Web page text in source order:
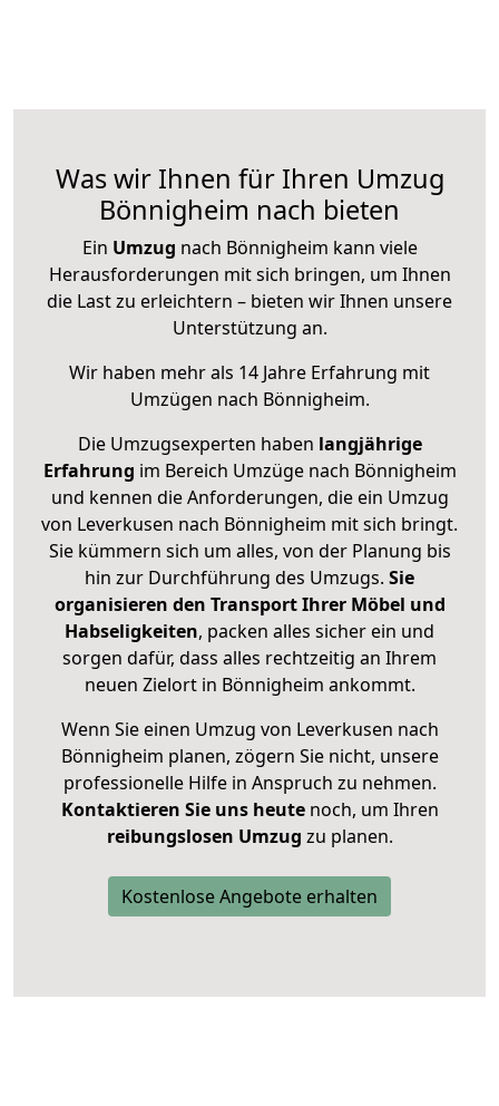
Was wir Ihnen für Ihren Umzug
Bönnigheim nach bieten
Ein Umzug nach Bönnigheim kann viele
Herausforderungen mit sich bringen, um Ihnen
die Last zu erleichtern – bieten wir Ihnen unsere
Unterstützung an.
Wir haben mehr als 14 Jahre Erfahrung mit
Umzügen nach Bönnigheim.
Die Umzugsexperten haben langjährige
Erfahrung im Bereich Umzüge nach Bönnigheim
und kennen die Anforderungen, die ein Umzug
von Leverkusen nach Bönnigheim mit sich bringt.
Sie kümmern sich um alles, von der Planung bis
hin zur Durchführung des Umzugs. Sie
organisieren den Transport Ihrer Möbel und
Habseligkeiten, packen alles sicher ein und
sorgen dafür, dass alles rechtzeitig an Ihrem
neuen Zielort in Bönnigheim ankommt.
Wenn Sie einen Umzug von Leverkusen nach
Bönnigheim planen, zögern Sie nicht, unsere
professionelle Hilfe in Anspruch zu nehmen.
Kontaktieren Sie uns heutenoch, um Ihren
reibungslosen Umzug zu planen.
Kostenlose Angebote erhalten